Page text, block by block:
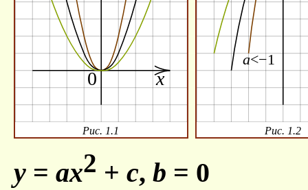
Рис. 1.1 Рис. 1.2
y= ax2 + c, b = 0